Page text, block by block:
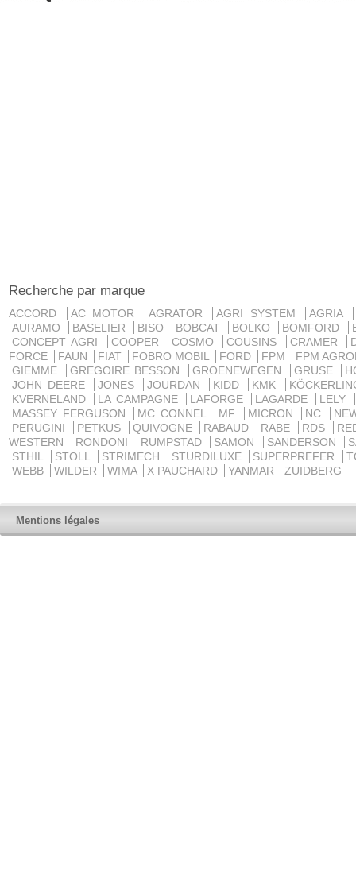
Recherche par marque
ACCORD AC MOTOR AGRATOR AGRI SYSTEM
AGRIA
AURAMO
BASELIER BISO BOBCAT BOLKO BOMFORD
CONCEPT AGRI
COOPER COSMO COUSINS CRAMER
FORCE
FAUN FIAT FOBRO MOBIL FORD FPM
FPM
GIEMME
GREGOIRE BESSON GROENEWEGEN GRUSE
JOHN DEERE
JONES JOURDAN KIDD KMK
KVERNELAND
LA CAMPAGNE LAFORGE LAGARDE
LELY
MASSEY FERGUSON
MC CONNEL MF MICRON NC
PERUGINI
PETKUS QUIVOGNE RABAUD RABE RDS
WESTERN
RONDONI RUMPSTAD SAMON SANDERSON
STHIL
STOLL STRIMECH STURDILUXE SUPERPREFER
WEBB
WILDER WIMA X PAUCHARD YANMAR ZUIDBERG
Mentions légales